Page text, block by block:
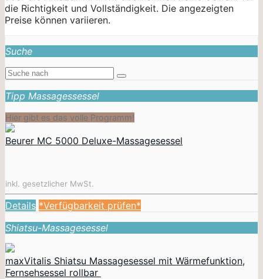
die Richtigkeit und Vollständigkeit. Die angezeigten
Preise können variieren.
Suche
Tipp Massagessessel
Hier gibt es das volle Programm!
Beurer MC 5000 Deluxe-Massagesessel
inkl. gesetzlicher MwSt.
Details *Verfügbarkeit prüfen*
Shiatsu-Massagesessel
maxVitalis Shiatsu Massagesessel mit Wärmefunktion,
Fernsehsessel rollbar